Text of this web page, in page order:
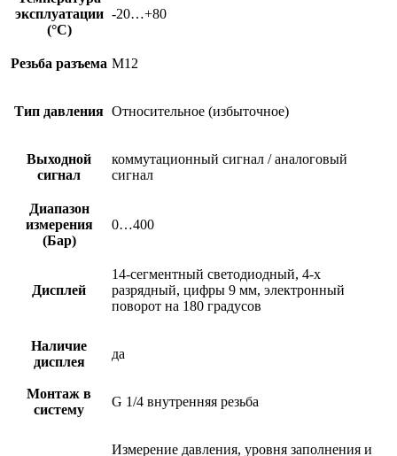
эксплуатации
(°C)
-20…+80
Резьба разъема M12
Тип давления Относительное (избыточное)
Выходной
сигнал
коммутационный сигнал / аналоговый
сигнал
Диапазон
измерения
(Бар)
0…400
Дисплей
14-сегментный светодиодный, 4-х
разрядный, цифры 9 мм, электронный
поворот на 180 градусов
Наличие
дисплея
да
Монтаж в
систему
G 1/4 внутренняя резьба
Измерение давления, уровня заполнения и